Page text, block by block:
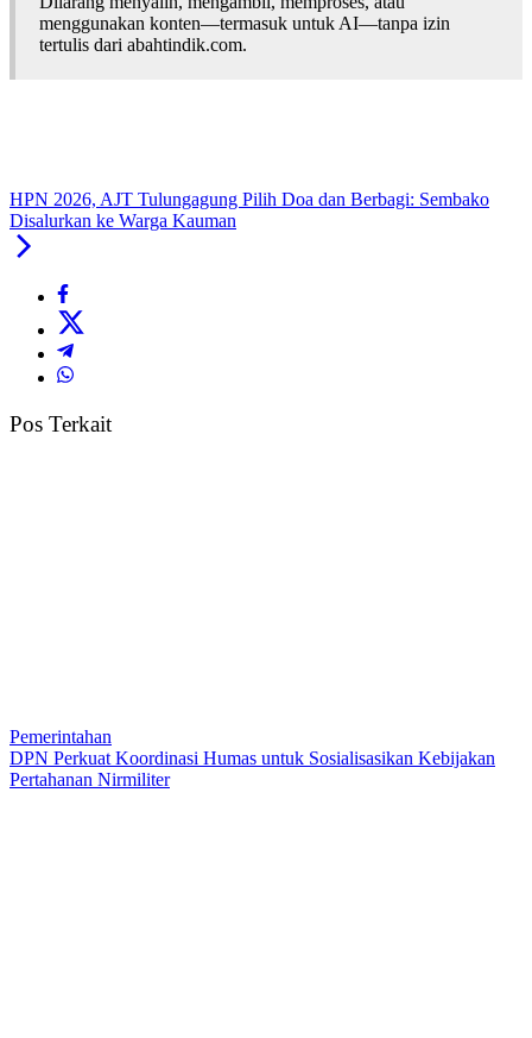
menggunakan konten—termasuk untuk AI—tanpa izin
tertulis dari abahtindik.com.
HPN 2026, AJT Tulungagung Pilih Doa dan Berbagi: Sembako
Disalurkan ke Warga Kauman
Pos Terkait
Pemerintahan
DPN Perkuat Koordinasi Humas untuk Sosialisasikan Kebijakan
Pertahanan Nirmiliter